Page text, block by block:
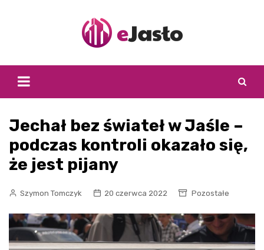
Jechał bez świateł w Jaśle –
podczas kontroli okazało się,
że jest pijany
Szymon Tomczyk 20 czerwca 2022 Pozostałe